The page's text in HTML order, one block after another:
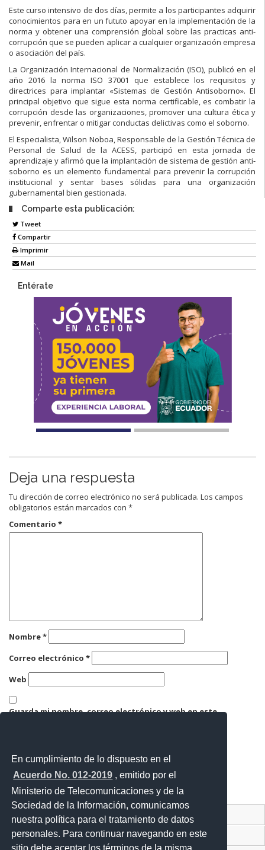
En cumplimiento de lo dispuesto en el
Acuerdo No. 012-2019 , emitido por el
Ministerio de Telecomunicaciones y de la
Sociedad de la Información, comunicamos
nuestra política para el tratamiento de datos
personales. Para continuar navegando en este
sitio debe aceptar los términos de la misma.
Este curso intensivo de dos días, permite a los participantes adquirir
conocimientos para en un fututo apoyar en la implementación de la
norma y obtener una comprensión global sobre las practicas anti-
corrupción que se pueden aplicar a cualquier organización empresa
o asociación del país.
La Organización Internacional de Normalización (ISO), publicó en el
año 2016 la norma ISO 37001 que establece los requisitos y
directrices para implantar «Sistemas de Gestión Antisoborno». El
principal objetivo que sigue esta norma certificable, es combatir la
corrupción desde las organizaciones, promover una cultura ética y
prevenir, enfrentar o mitigar conductas delictivas como el soborno.
El Especialista, Wilson Noboa, Responsable de la Gestión Técnica de
Personal de Salud de la ACESS, participó en esta jornada de
aprendizaje y afirmó que la implantación de sistema de gestión anti-
soborno es un elemento fundamental para prevenir la corrupción
institucional y sentar bases sólidas para una organización
gubernamental bien gestionada.
Comparte esta publicación:
Tweet
Compartir
Imprimir
Mail
Entérate
Deja una respuesta
Tu dirección de correo electrónico no será publicada. Los campos
obligatorios están marcados con *
Comentario *
Nombre*
Correo electrónico *
Web
Guarda mi nombre, correo electrónico y web en este
Contacto Ciudadano Digital
Portal Trámites Ciudadanos